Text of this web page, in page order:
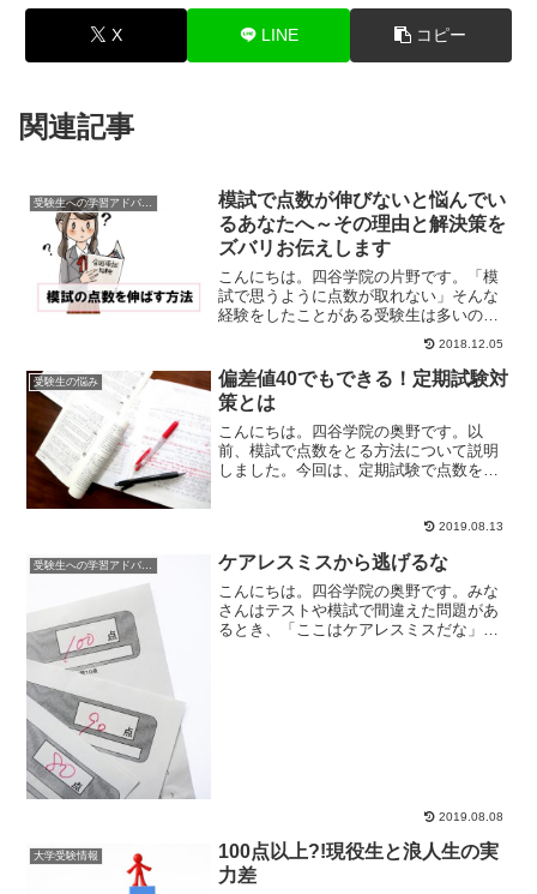
X LINE コピー
関連記事
模試で点数が伸びないと悩んでい
るあなたへ～その理由と解決策を
ズバリお伝えします
こんにちは。四谷学院の片野です。「模
試で思うように点数が取れない」そんな
経験をしたことがある受験生は多いので
はないでしょうか？この記事では、模試
2018.12.05
受験生の悩み
偏差値40でもできる！定期試験対
策とは
こんにちは。四谷学院の奥野です。以
前、模試で点数をとる方法について説明
しました。今回は、定期試験で点数をと
2019.08.13
ケアレスミスから逃げるな
こんにちは。四谷学院の奥野です。みな
さんはテストや模試で間違えた問題があ
るとき、「ここはケアレスミスだな」と
2019.08.08
大学受験情報
100点以上?!現役生と浪人生の実
力差